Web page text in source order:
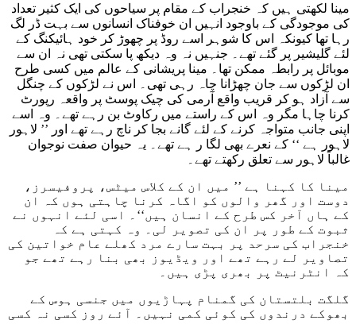
مینا لکھتی ہیں کہ خنجراب کے مقام پر سیاحوں کی ایک کثیر تعداد
کی موجودگی کے باوجود انہیں ان خوفناک انسانوں سے بہت ڈر لگ
رہا تھا کیونکہ اس کا شوہر اسے روڈ پر چھوڑ کر خود ہائیکنگ کے
لئے گلیشیر پر گئے تھے۔ جنہیں نہ وہ دیکھ پا سکتی تھی نہ ان سے
موبائل پر رابطہ ممکن تھا۔ مینا پریشانی کے عالم میں کسی طرح
ان لڑکوں سے جان چھڑانا چاہ رہی تھی۔ اس نے لڑکوں کے چنگل
سے آزاد ہو کر قریب واقع آرمی کی چیک پوسٹ پر واقعہ رپورٹ
کرنا چاہا مگر وہ اس کے راستے میں رکاوٹ بن رہے تھے۔ وہ اسے
اپنی جانب متواجہ کرنے کے لئے گانے بجا کر ناچ رہے تھے اور ’’ لاہور
لاہور ہے ‘‘ کے نعرے بھی لگا ر ہے تھے۔ یہ حیوان صفت نوجوان
غالباً لاہور سے تعلق رکھتے تھے۔
مینا کا کہنا ہے ’’ میں ان کے کلاس میٹس، پروفیسرز،
دوست اور گھر والوں کو اگاہ کرنا چاہتی ہوں کہ ان
کے ہاں آخر کس طرح کے انسان ہیں‘‘۔ اسی لئے انہوں نے
ثبوت کے طور پر ان کی تصویر لی۔ وہ کہتی ہے کہ
خنجراب کی سرحد پر بہت سارے مرد کھلے عام خواتین کی
تصاویر لے رہے تھے اور ویڈیوز بھی بنا رہے تھے جو
کہ انٹرنیٹ پر بھری پڑی ہیں۔
گلگت بلتستان کی گمنام پہاڑیوں میں جنسی ہوس کے
بھوکے درندوں کی کوئی کمی نہیں۔ آئے روز کسی نہ کسی